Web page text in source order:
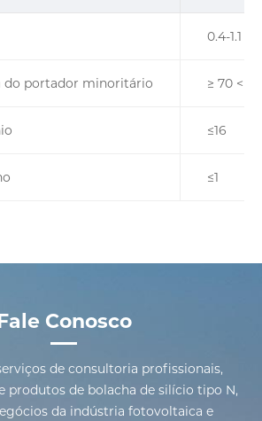
0.4-1.1
do portador minoritário ≥ 70
≤16
≤1
Conosco
de consultoria profissionais,
produtos de bolacha de silício tipo N,
da indústria fotovoltaica e